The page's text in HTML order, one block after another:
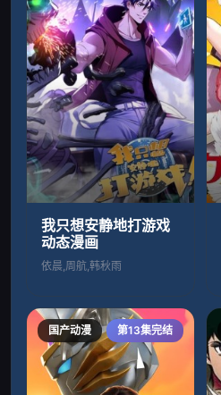
我只想安静地打游戏
动态漫画
依晨,周航,韩秋雨
国产动漫 第13集完结